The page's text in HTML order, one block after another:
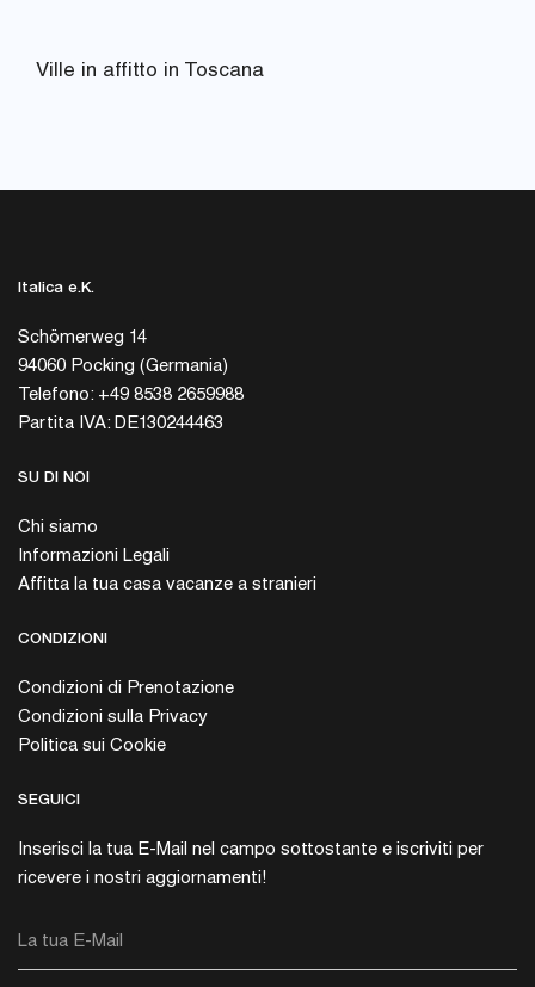
Ville in affitto in Toscana
Italica e.K.
Schömerweg 14
94060 Pocking (Germania)
Telefono: +49 8538 2659988
Partita IVA: DE130244463
SU DI NOI
Chi siamo
Informazioni Legali
Affitta la tua casa vacanze a stranieri
CONDIZIONI
Condizioni di Prenotazione
Condizioni sulla Privacy
Politica sui Cookie
SEGUICI
Inserisci la tua E-Mail nel campo sottostante e iscriviti per
ricevere i nostri aggiornamenti!
La tua E-Mail